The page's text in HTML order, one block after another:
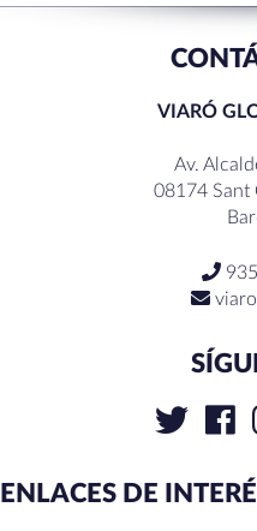
VIARÓ
Av.
08174 Sant
935
ENLACES DE